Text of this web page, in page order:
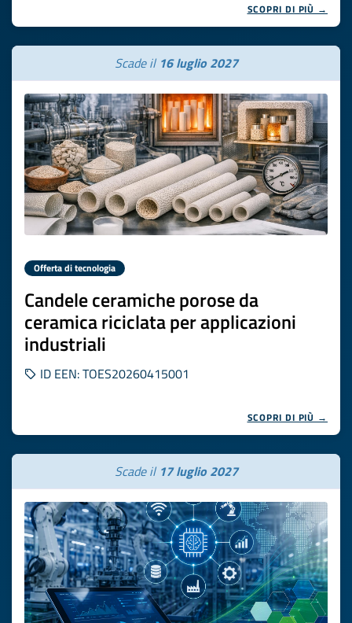
SCOPRI DI PIÙ →
Scade il 16 luglio 2027
Offerta di tecnologia
Candele ceramiche porose da
ceramica riciclata per applicazioni
industriali
ID EEN: TOES20260415001
SCOPRI DI PIÙ →
Scade il 17 luglio 2027